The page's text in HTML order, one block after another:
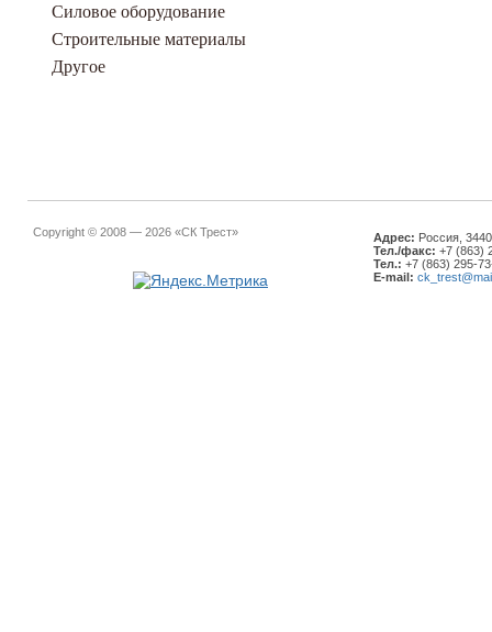
Силовое оборудование
Строительные материалы
Другое
Copyright © 2008 — 2026 «СК Трест» Адрес: Россия,
Тел./факс: +7 (863)
Тел.: +7 (863) 295-
E-mail: